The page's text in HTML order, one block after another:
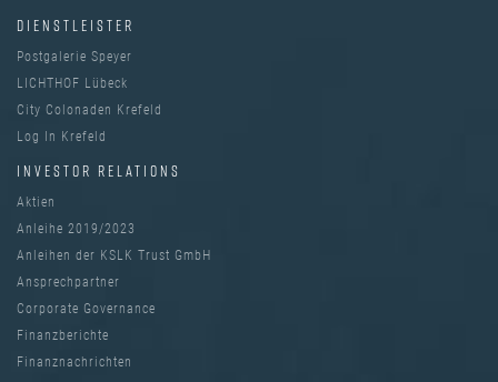
DIENSTLEISTER
Postgalerie Speyer
LICHTHOF Lübeck
City Colonaden Krefeld
Log In Krefeld
INVESTOR RELATIONS
Aktien
Anleihe 2019/2023
Anleihen der KSLK Trust GmbH
Ansprechpartner
Corporate Governance
Finanzberichte
Finanznachrichten